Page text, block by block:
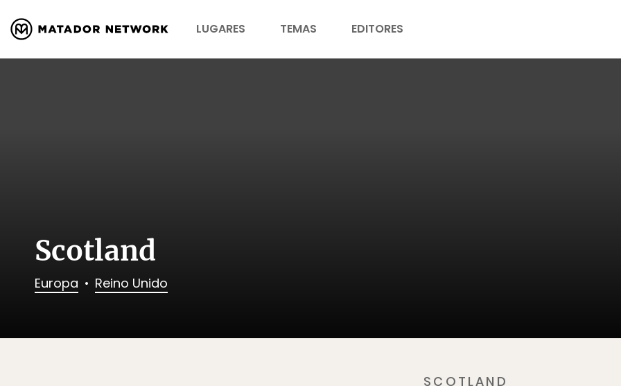
LUGARES TEMAS EDITORES
Scotland
Europa Reino Unido
SCOTLAND